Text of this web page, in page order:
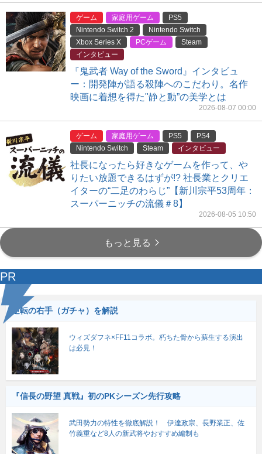
ゲーム 家庭用ゲーム
PS5
Nintendo Switch 2
Nintendo Switch
Xbox Series X
PCゲーム
Steam
インタビュー
『鬼武者 Way of the Sword』インタビュ
ー：開発陣が語る殺陣へのこだわり。名作
映画に着想を得た"静と動”の美学とは
2026-08-07 00:00
ゲーム 家庭用ゲーム PS5
PS4
Nintendo Switch
Steam インタビュー
社長になったら好きなゲームを作って、や
りたい放題できるはずが!? 社長業とクリエ
イターの“二足のわらじ”【新川宗平53周年：
スーパーニッチの流儀＃8】
2026-08-05 10:50
もっと見る
PR
逆転の右手（ガチャ）を解説
ウィズダフネ×FF11コラボ。朽ちた骨から蘇生する演出
は必見！
『信長の野望 真戦』初のPKシーズン先行攻略
武田勢力の特性を徹底解説！ 伊達政宗、長野業正、佐
竹義重など8人の新武将やおすすめ編制も